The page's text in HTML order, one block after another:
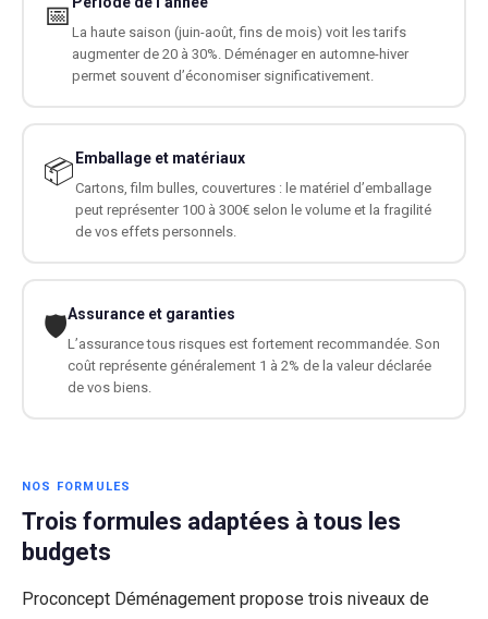
📅
La haute saison (juin-août, fins de mois) voit les tarifs
augmenter de 20 à 30%. Déménager en automne-hiver
permet souvent d’économiser significativement.
📦Emballage et matériaux
Cartons, film bulles, couvertures : le matériel d’emballage
peut représenter 100 à 300€ selon le volume et la fragilité
de vos effets personnels.
🛡️Assurance et garanties
L’assurance tous risques est fortement recommandée. Son
coût représente généralement 1 à 2% de la valeur déclarée
de vos biens.
NOS FORMULES
Trois formules adaptées à tous les
budgets
Proconcept Déménagement propose trois niveaux de